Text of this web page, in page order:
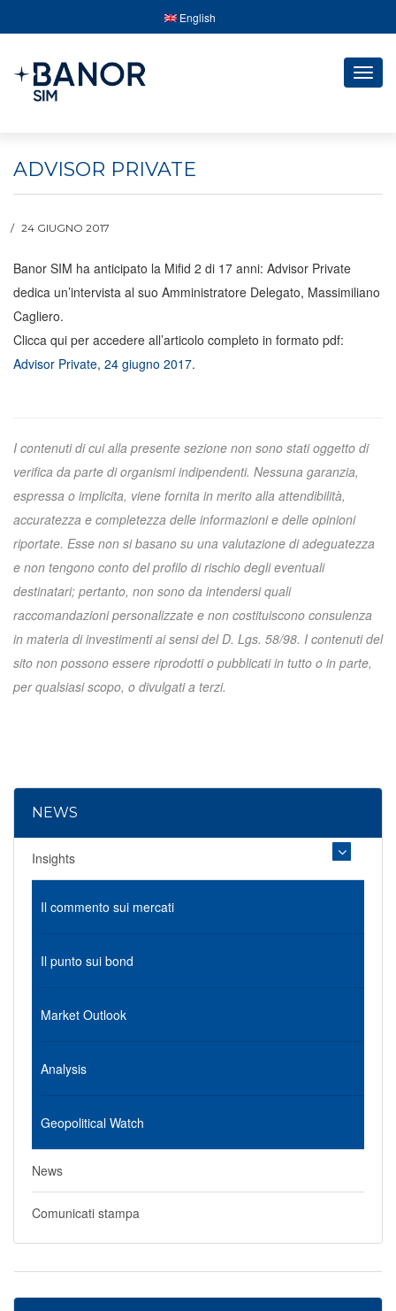
English
ADVISOR PRIVATE
24 GIUGNO 2017
Banor SIM ha anticipato la Mifid 2 di 17 anni: Advisor Private
dedica un’intervista al suo Amministratore Delegato, Massimiliano
Cagliero.
Clicca qui per accedere all’articolo completo in formato pdf:
Advisor Private, 24 giugno 2017.
I contenuti di cui alla presente sezione non sono stati oggetto di
verifica da parte di organismi indipendenti. Nessuna garanzia,
espressa o implicita, viene fornita in merito alla attendibilità,
accuratezza e completezza delle informazioni e delle opinioni
riportate. Esse non si basano su una valutazione di adeguatezza
e non tengono conto del profilo di rischio degli eventuali
destinatari; pertanto, non sono da intendersi quali
raccomandazioni personalizzate e non costituiscono consulenza
in materia di investimenti ai sensi del D. Lgs. 58/98. I contenuti del
sito non possono essere riprodotti o pubblicati in tutto o in parte,
per qualsiasi scopo, o divulgati a terzi.
NEWS
Insights
Il commento sui mercati
Il punto sui bond
Market Outlook
Analysis
Geopolitical Watch
News
Comunicati stampa